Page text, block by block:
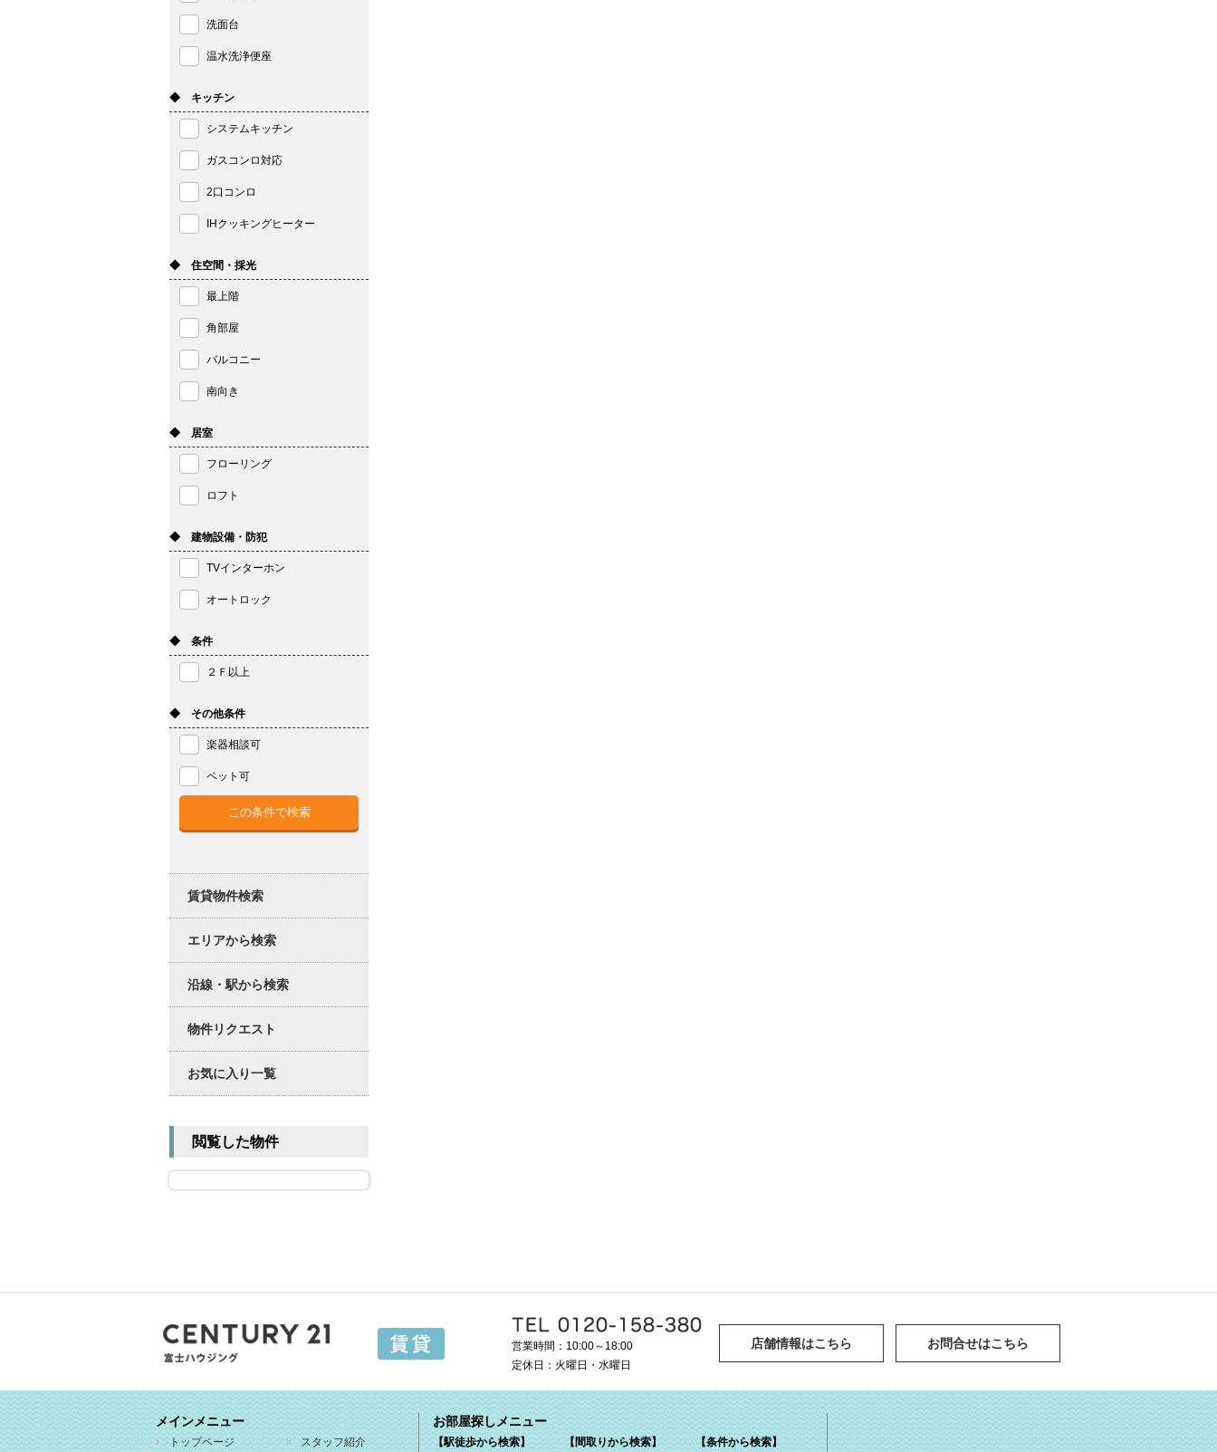
洗面台
温水洗浄便座
◆ キッチン
システムキッチン
ガスコンロ対応
2口コンロ
IHクッキングヒーター
◆ 住空間・採光
最上階
角部屋
バルコニー
南向き
◆ 居室
フローリング
ロフト
◆ 建物設備・防犯
TVインターホン
オートロック
◆ 条件
２Ｆ以上
◆ その他条件
楽器相談可
ペット可
賃貸物件検索
エリアから検索
沿線・駅から検索
物件リクエスト
お気に入り一覧
閲覧した物件
営業時間：10:00～18:00
定休日：火曜日・水曜日
店舗情報はこちら お問合せはこちら
メインメニュー
トップページ スタッフ紹介
お部屋探しメニュー
【駅徒歩から検索】 【間取りから検索】 【条件から検索】